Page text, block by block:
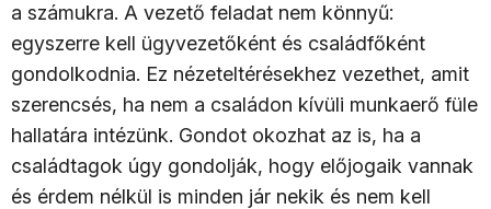
a számukra. A vezető feladat nem könnyű:
egyszerre kell ügyvezetőként és családfőként
gondolkodnia. Ez nézeteltérésekhez vezethet, amit
szerencsés, ha nem a családon kívüli munkaerő füle
hallatára intézünk. Gondot okozhat az is, ha a
családtagok úgy gondolják, hogy előjogaik vannak
és érdem nélkül is minden jár nekik és nem kell